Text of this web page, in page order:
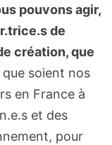
pouvons agir,
de
création, que
que soient nos
en France à
et des
pour